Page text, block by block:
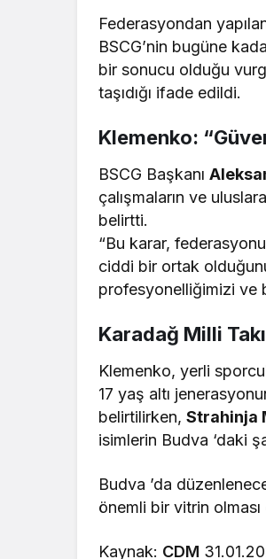
Federasyondan
BSCG’nin bugüne
bir sonucu olduğu
taşıdığı ifade edildi.
Klemenko:
BSCG Başkanı
çalışmaların ve
belirtti.
“Bu karar,
ciddi bir ortak
profesyonelliğimizi ve
Karadağ Milli
Klemenko, yerli
17 yaş altı
belirtilirken,Strahinja
isimlerin Budva ‘daki
Budva ’da
önemli bir vitrin
Kaynak: CDM